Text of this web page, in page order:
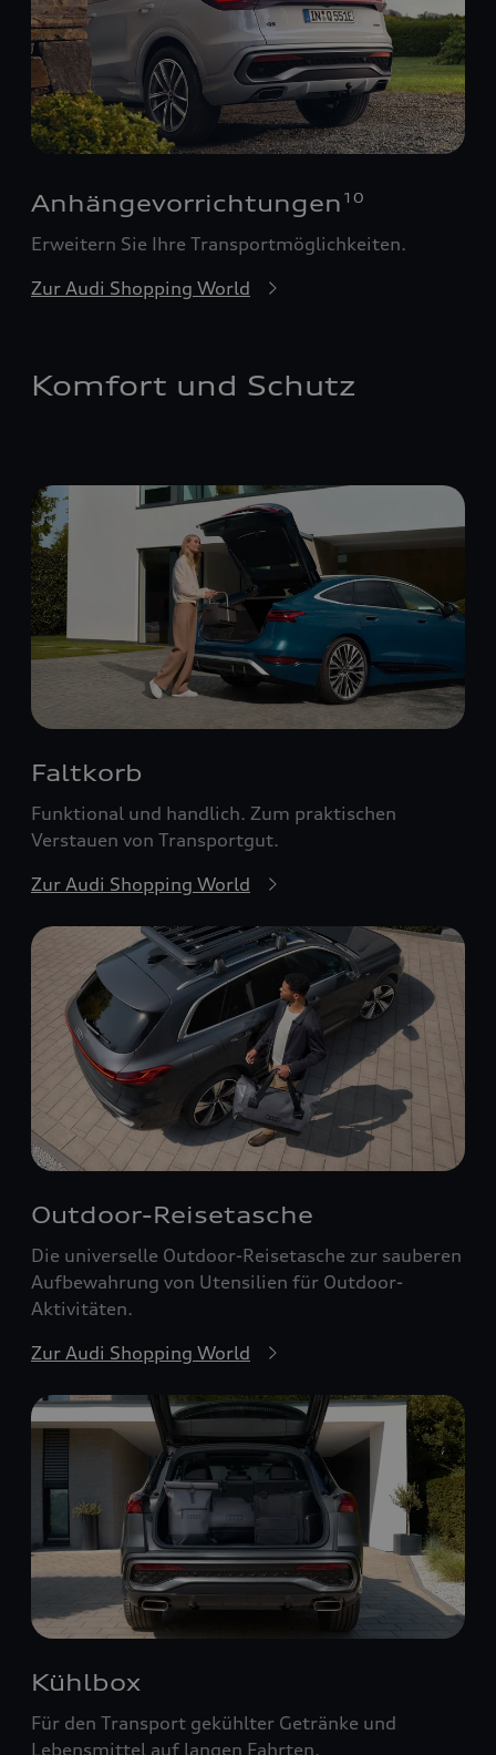
Anhängevorrichtungen 10
Erweitern Sie Ihre Transportmöglichkeiten.
Zur Audi Shopping World
Komfort und Schutz
Faltkorb
Funktional und handlich. Zum praktischen
Verstauen von Transportgut.
Zur Audi Shopping World
Outdoor-Reisetasche
Die universelle Outdoor-Reisetasche zur sauberen
Aufbewahrung von Utensilien für Outdoor-
Aktivitäten.
Zur Audi Shopping World
Kühlbox
Für den Transport gekühlter Getränke und
Lebensmittel auf langen Fahrten.